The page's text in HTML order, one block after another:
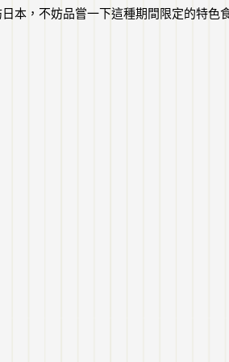
本，不妨品嘗一下這種期間限定的特色